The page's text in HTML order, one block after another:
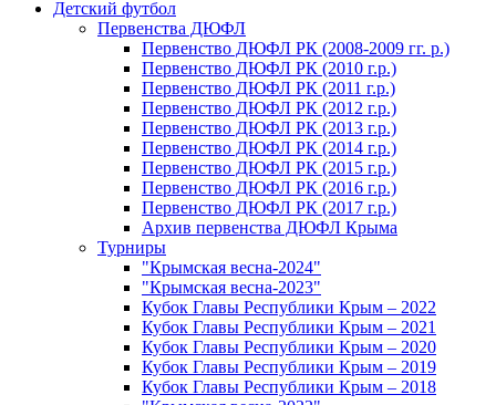
Детский футбол
Первенства ДЮФЛ
Первенство ДЮФЛ РК (2008-2009 гг. р.)
Первенство ДЮФЛ РК (2010 г.р.)
Первенство ДЮФЛ РК (2011 г.р.)
Первенство ДЮФЛ РК (2012 г.р.)
Первенство ДЮФЛ РК (2013 г.р.)
Первенство ДЮФЛ РК (2014 г.р.)
Первенство ДЮФЛ РК (2015 г.р.)
Первенство ДЮФЛ РК (2016 г.р.)
Первенство ДЮФЛ РК (2017 г.р.)
Архив первенства ДЮФЛ Крыма
Турниры
"Крымская весна-2024"
"Крымская весна-2023"
Кубок Главы Республики Крым – 2022
Кубок Главы Республики Крым – 2021
Кубок Главы Республики Крым – 2020
Кубок Главы Республики Крым – 2019
Кубок Главы Республики Крым – 2018